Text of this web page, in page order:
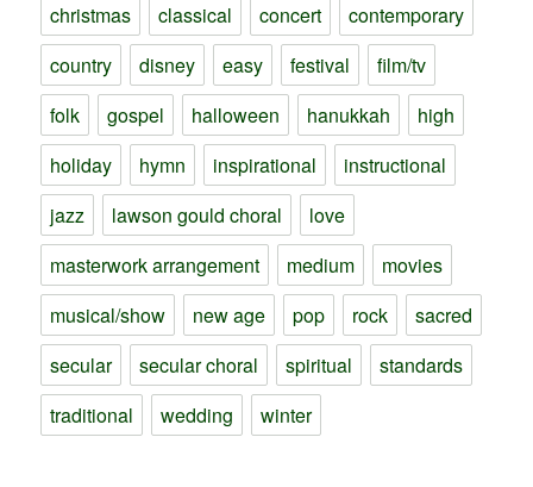
christmas
classical concert
contemporary
country
disney easy festival
film/tv
folk
gospel halloween hanukkah
high
holiday
hymn inspirational
instructional
jazz
lawson gould choral
love
masterwork arrangement
medium
movies
musical/show
new age pop rock
sacred
secular
secular choral spiritual
standards
traditional
wedding winter